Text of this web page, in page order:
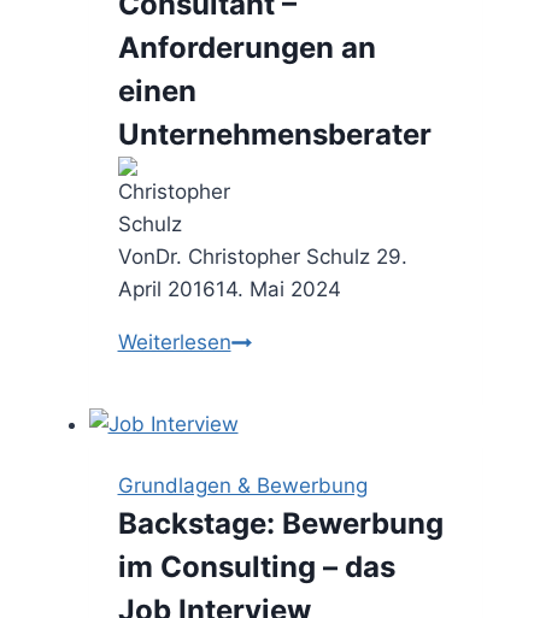
Anforderungen an
einen
Unternehmensberater
VonDr. Christopher Schulz 29.
April 201614. Mai 2024
WeiterlesenDer
–
Anforderungen
einen
Unternehmensberater
Grundlagen & Bewerbung
Backstage: Bewerbung
im Consulting – das
Job Interview